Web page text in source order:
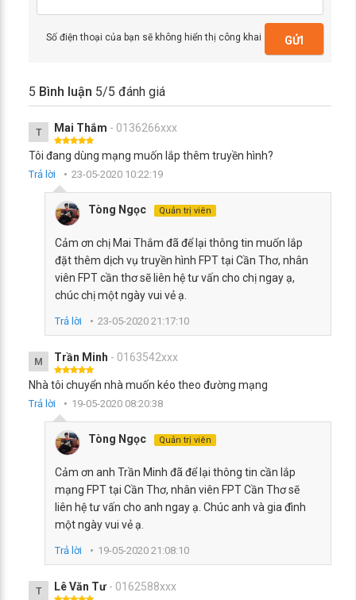
Số điện thoại của bạn sẽ không hiển thị công khai GỬI
5 Bình luận 5/5 đánh giá
T Mai Thắm - 0136266xxx
Tôi đang dùng mạng muốn lắp thêm truyền hình?
Trả lời 23-05-2020 10:22:19
Tòng Ngọc Quản trị viên
Cảm ơn chị Mai Thắm đã để lại thông tin muốn lắp
đặt thêm dịch vụ truyền hình FPT tại Cần Thơ, nhân
viên FPT cần thơ sẽ liên hệ tư vấn cho chị ngay ạ,
chúc chị một ngày vui vẻ ạ.
Trả lời 23-05-2020 21:17:10
M Trần Minh - 0163542xxx
Nhà tôi chuyển nhà muốn kéo theo đường mạng
Trả lời 19-05-2020 08:20:38
Tòng Ngọc Quản trị viên
Cảm ơn anh Trần Minh đã để lại thông tin cần lắp
mạng FPT tại Cần Thơ, nhân viên FPT Cần Thơ sẽ
liên hệ tư vấn cho anh ngay ạ. Chúc anh và gia đình
một ngày vui vẻ ạ.
Trả lời 19-05-2020 21:08:10
T Lê Văn Tư - 0162588xxx